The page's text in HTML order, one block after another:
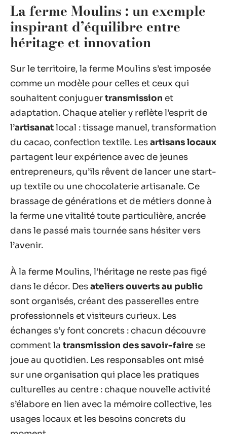
La ferme Moulins : un exemple
inspirant d’équilibre entre
héritage et innovation
Sur le territoire, la ferme Moulins s’est imposée
comme un modèle pour celles et ceux qui
souhaitent conjuguertransmission et
adaptation. Chaque atelier y reflète l’esprit de
l’artisanatlocal : tissage manuel, transformation
du cacao, confection textile. Lesartisans locaux
partagent leur expérience avec de jeunes
entrepreneurs, qu’ils rêvent de lancer une start-
up textile ou une chocolaterie artisanale. Ce
brassage de générations et de métiers donne à
la ferme une vitalité toute particulière, ancrée
dans le passé mais tournée sans hésiter vers
l’avenir.
À la ferme Moulins, l’héritage ne reste pas figé
dans le décor. Desateliers ouverts au public
sont organisés, créant des passerelles entre
professionnels et visiteurs curieux. Les
échanges s’y font concrets : chacun découvre
comment la transmission des savoir-faire se
joue au quotidien. Les responsables ont misé
sur une organisation qui place les pratiques
culturelles au centre : chaque nouvelle activité
s’élabore en lien avec la mémoire collective, les
usages locaux et les besoins concrets du